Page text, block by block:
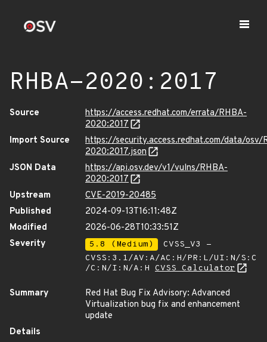
RHBA-2020:2017
Source
https://access.redhat.com/errata/RHBA-
2020:2017
Import Source
https://security.access.redhat.com/data/osv/
2020:2017.json
JSON Data
https://api.osv.dev/v1/vulns/RHBA-
2020:2017
Upstream
CVE-2019-20485
Published
2024-09-13T16:11:48Z
Modified
2026-06-28T10:33:51Z
Severity
5.8 (Medium)
CVSS_V3 -
CVSS:3.1/AV:A/AC:H/PR:L/UI:N/S:C
/C:N/I:N/A:H CVSS Calculator
Summary
Red Hat Bug Fix Advisory: Advanced
Virtualization bug fix and enhancement
update
Details